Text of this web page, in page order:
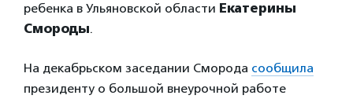
ребенка в Ульяновской области Екатерины
Смороды.
На декабрьском заседании Сморода сообщила
президенту о большой внеурочной работе